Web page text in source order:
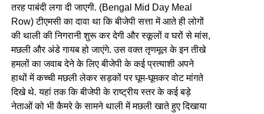
तरह पाबंदी लगा दी जाएगी. (Bengal Mid Day Meal
Row) टीएमसी का दावा था कि बीजेपी सत्ता में आते ही लोगों
की थाली की निगरानी शुरू कर देगी और स्कूलों व घरों से मांस,
मछली और अंडे गायब हो जाएंगे. उस वक्त तृणमूल के इन तीखे
हमलों का जवाब देने के लिए बीजेपी के कई प्रत्याशी अपने
हाथों में कच्ची मछली लेकर सड़कों पर घूम-घूमकर वोट मांगते
दिखे थे. यहां तक कि बीजेपी के राष्ट्रीय स्तर के कई बड़े
नेताओं को भी कैमरे के सामने थाली में मछली खाते हुए दिखाया